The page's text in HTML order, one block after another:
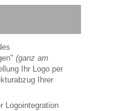
(ganz am
Ihr Logo per
Ihrer
Logointegration